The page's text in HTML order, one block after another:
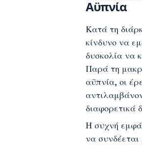
Αϋπνία
Κατά τη
κίνδυνο να
δυσκολία να
Παρά τη
αϋπνία, οι
διαφορετικά
Η συχνή
να